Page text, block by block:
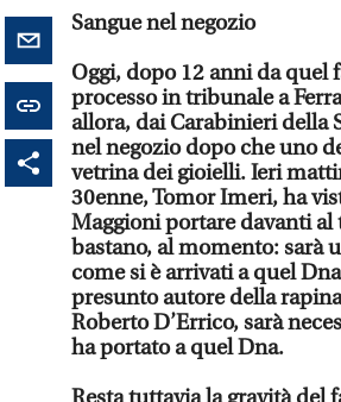
Sangue nel negozio
Oggi, dopo 12 anni da
processo in tribunale a
allora, dai Carabinieri della
nel negozio dopo che uno
vetrina dei gioielli. Ieri
30enne, Tomor Imeri, ha
Maggioni portare davanti
bastano, al momento: sarà
come si è arrivati a quel
presunto autore della
Roberto D’Errico, sarà
ha portato a quel Dna.